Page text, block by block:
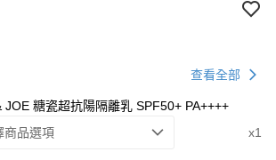
查看全部
JOE 糖瓷超抗陽隔離乳 SPF50+ PA++++
商品選項
x1